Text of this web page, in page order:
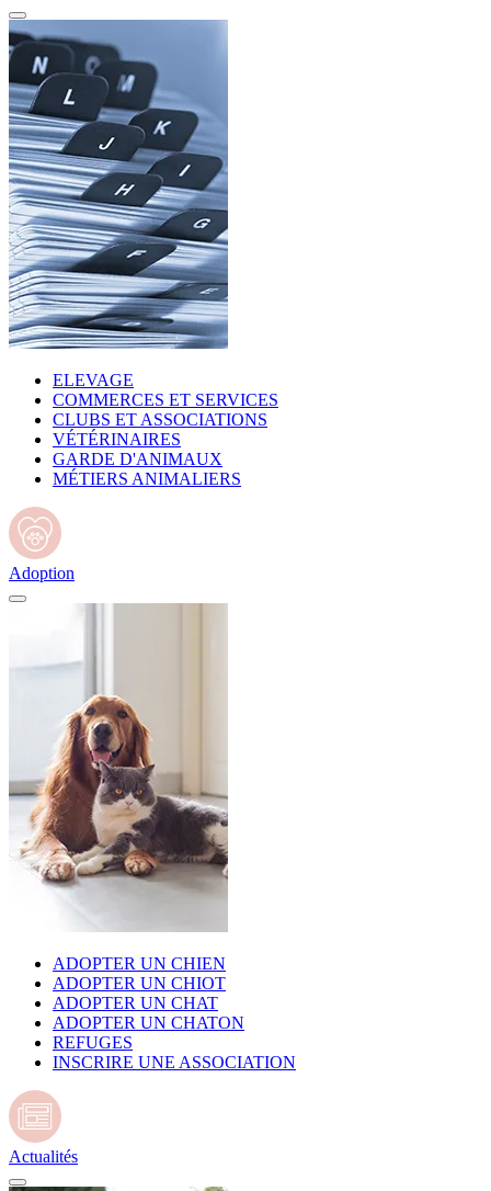
ELEVAGE
COMMERCES ET SERVICES
CLUBS ET ASSOCIATIONS
VÉTÉRINAIRES
GARDE D'ANIMAUX
MÉTIERS ANIMALIERS
Adoption
ADOPTER UN CHIEN
ADOPTER UN CHIOT
ADOPTER UN CHAT
ADOPTER UN CHATON
REFUGES
INSCRIRE UNE ASSOCIATION
Actualités